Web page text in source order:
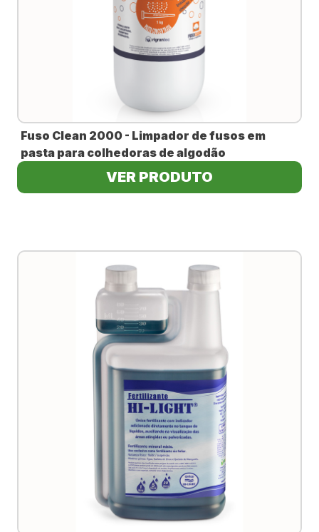
AGORA
Fuso Clean 2000 - Limpador de fusos em
pasta para colhedoras de algodão
VER PRODUTO